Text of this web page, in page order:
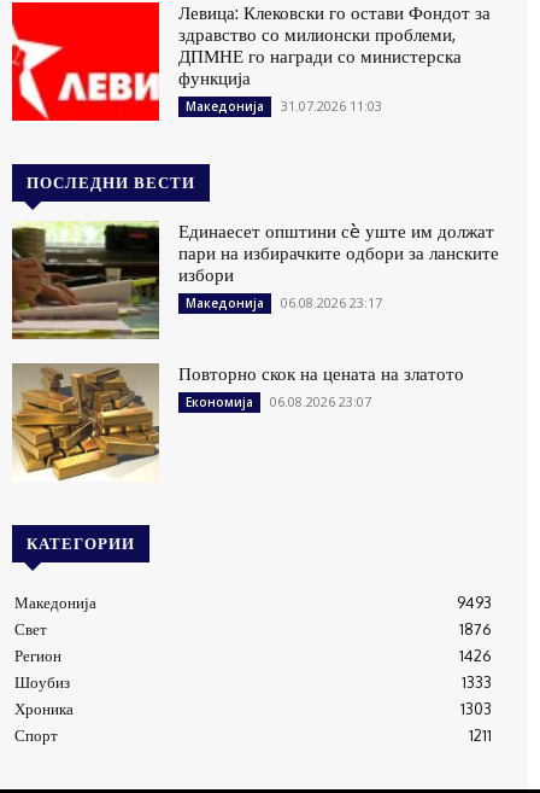
Левица: Клековски го остави Фондот за
здравство со милионски проблеми,
ДПМНЕ го награди со министерска
функција
Македонија 31.07.2026 11:03
ПОСЛЕДНИ ВЕСТИ
Единаесет општини сè уште им должат
пари на избирачките одбори за ланските
избори
Македонија 06.08.2026 23:17
Повторно скок на цената на златото
Економија 06.08.2026 23:07
КАТЕГОРИИ
Македонија
9493
Свет
1876
Регион
1426
Шоубиз
1333
Хроника
1303
Спорт
1211